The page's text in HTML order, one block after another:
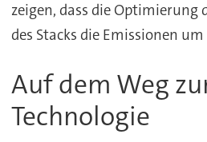
zeigen, dass die Optimierung
des Stacks die Emissionen
Auf dem Weg
Technologie